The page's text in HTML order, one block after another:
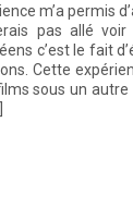
m’a permis
pas allé voir
c’est le fait
Cette
sous un autre